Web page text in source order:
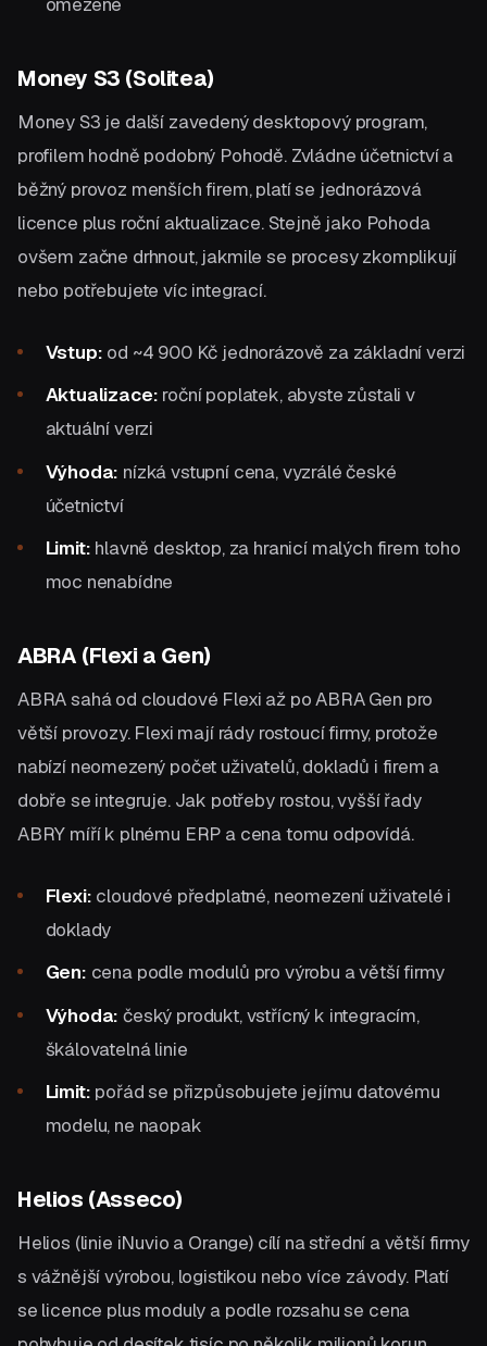
Money S3 (Solitea)
Money S3 je další zavedený desktopový program,
profilem hodně podobný Pohodě. Zvládne účetnictví a
běžný provoz menších firem, platí se jednorázová
licence plus roční aktualizace. Stejně jako Pohoda
ovšem začne drhnout, jakmile se procesy zkomplikují
nebo potřebujete víc integrací.
Vstup: od ~4 900 Kč jednorázově za základní verzi
Aktualizace: roční poplatek, abyste zůstali v
aktuální verzi
Výhoda: nízká vstupní cena, vyzrálé české
účetnictví
Limit: hlavně desktop, za hranicí malých firem toho
moc nenabídne
ABRA (Flexi a Gen)
ABRA sahá od cloudové Flexi až po ABRA Gen pro
větší provozy. Flexi mají rády rostoucí firmy, protože
nabízí neomezený počet uživatelů, dokladů i firem a
dobře se integruje. Jak potřeby rostou, vyšší řady
ABRY míří k plnému ERP a cena tomu odpovídá.
Flexi: cloudové předplatné, neomezení uživatelé i
doklady
Gen: cena podle modulů pro výrobu a větší firmy
Výhoda: český produkt, vstřícný k integracím,
škálovatelná linie
Limit: pořád se přizpůsobujete jejímu datovému
modelu, ne naopak
Helios (Asseco)
Helios (linie iNuvio a Orange) cílí na střední a větší firmy
s vážnější výrobou, logistikou nebo více závody. Platí
se licence plus moduly a podle rozsahu se cena